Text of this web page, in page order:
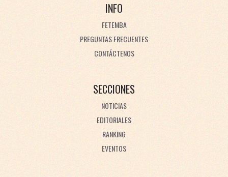
INFO
FETEMBA
PREGUNTAS FRECUENTES
CONTÁCTENOS
SECCIONES
NOTICIAS
EDITORIALES
RANKING
EVENTOS